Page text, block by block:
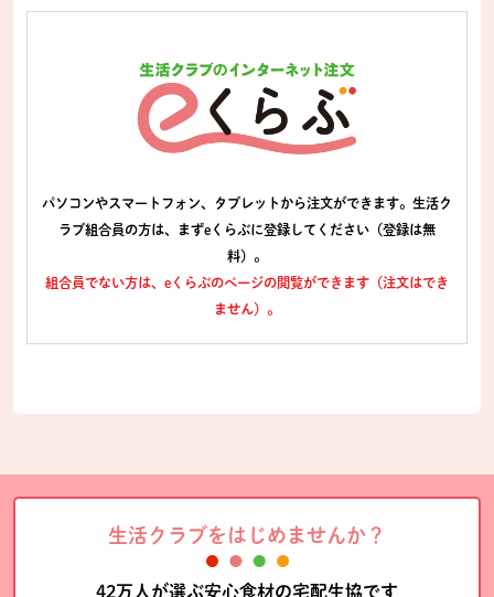
パソコンやスマートフォン、タブレットから注文ができます。生活ク
ラブ組合員の方は、まずeくらぶに登録してください（登録は無
料）。
組合員でない方は、eくらぶのページの閲覧ができます（注文はでき
ません）。
生活クラブをはじめませんか？
42万人が選ぶ安心食材の宅配生協です